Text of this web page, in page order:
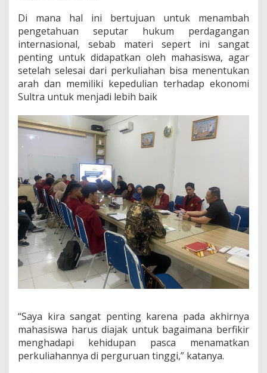
Di mana hal ini bertujuan untuk menambah
pengetahuan seputar hukum perdagangan
internasional, sebab materi sepert ini sangat
penting untuk didapatkan oleh mahasiswa, agar
setelah selesai dari perkuliahan bisa menentukan
arah dan memiliki kepedulian terhadap ekonomi
Sultra untuk menjadi lebih baik
“Saya kira sangat penting karena pada akhirnya
mahasiswa harus diajak untuk bagaimana berfikir
menghadapi kehidupan pasca menamatkan
perkuliahannya di perguruan tinggi,” katanya.